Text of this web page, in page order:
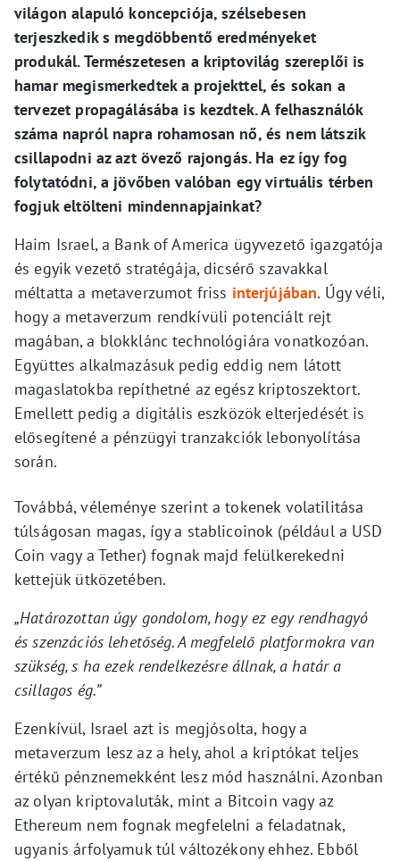
világon alapuló koncepciója, szélsebesen
terjeszkedik s megdöbbentő eredményeket
produkál. Természetesen a kriptovilág szereplői is
hamar megismerkedtek a projekttel, és sokan a
tervezet propagálásába is kezdtek. A felhasználók
száma napról napra rohamosan nő, és nem látszik
csillapodni az azt övező rajongás. Ha ez így fog
folytatódni, a jövőben valóban egy virtuális térben
fogjuk eltölteni mindennapjainkat?
Haim Israel, a Bank of America ügyvezető igazgatója
és egyik vezető stratégája, dicsérő szavakkal
méltatta a metaverzumot friss interjújában. Úgy véli,
hogy a metaverzum rendkívüli potenciált rejt
magában, a blokklánc technológiára vonatkozóan.
Együttes alkalmazásuk pedig eddig nem látott
magaslatokba repíthetné az egész kriptoszektort.
Emellett pedig a digitális eszközök elterjedését is
elősegítené a pénzügyi tranzakciók lebonyolítása
során.
Továbbá, véleménye szerint a tokenek volatilitása
túlságosan magas, így a stablicoinok (például a USD
Coin vagy a Tether) fognak majd felülkerekedni
kettejük ütközetében.
„Határozottan úgy gondolom, hogy ez egy rendhagyó
és szenzációs lehetőség. A megfelelő platformokra van
szükség, s ha ezek rendelkezésre állnak, a határ a
csillagos ég.”
Ezenkívül, Israel azt is megjósolta, hogy a
metaverzum lesz az a hely, ahol a kriptókat teljes
értékű pénznemekként lesz mód használni. Azonban
az olyan kriptovaluták, mint a Bitcoin vagy az
Ethereum nem fognak megfelelni a feladatnak,
ugyanis árfolyamuk túl változékony ehhez. Ebből